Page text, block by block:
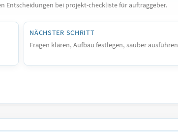
Entscheidungen bei projekt-checkliste für auftraggeber.
NÄCHSTER SCHRITT
Fragen klären, Aufbau festlegen, sauber ausführen